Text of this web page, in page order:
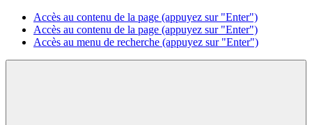
Accès au contenu de la page (appuyez sur "Enter")
Accès au contenu de la page (appuyez sur "Enter")
Accès au menu de recherche (appuyez sur "Enter")